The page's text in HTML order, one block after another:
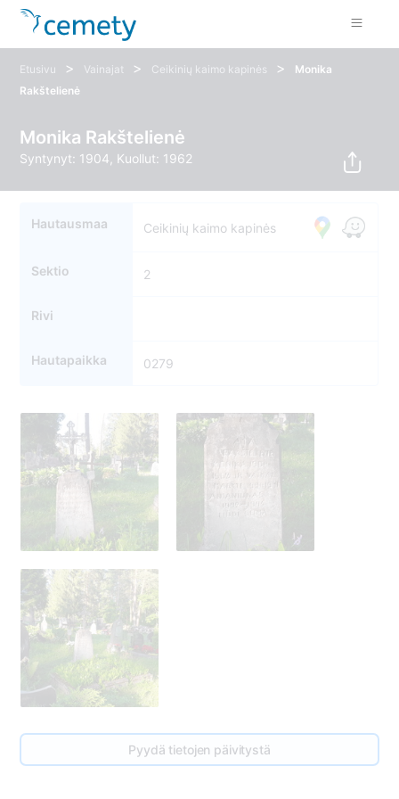
Etusivu > Vainajat > Ceikinių kaimo kapinės >
Monika
Rakštelienė
Monika Rakštelienė
Syntynyt: 1904, Kuollut: 1962
Hautausmaa Ceikinių kaimo kapinės
Sektio 2
Rivi
Hautapaikka 0279
Pyydä tietojen päivitystä
275